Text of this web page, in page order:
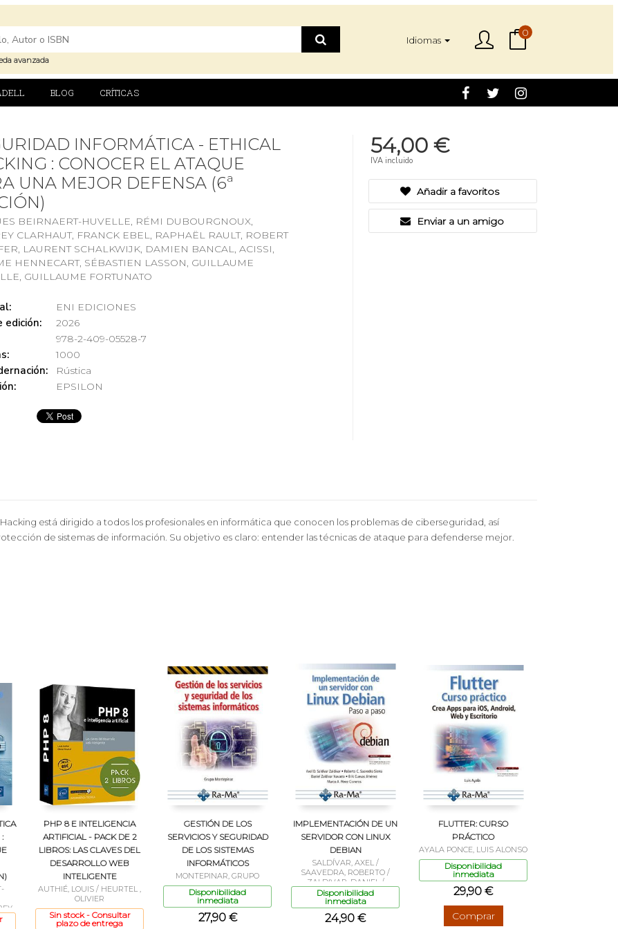
avanzada
Idiomas
0
BLOG CRÍTICAS
INFORMÁTICA - ETHICAL
: CONOCER EL ATAQUE
UNA MEJOR DEFENSA (6ª
BEIRNAERT-HUVELLE, RÉMI DUBOURGNOUX,
CLARHAUT, FRANCK EBEL, RAPHAËL RAULT, ROBERT
LAURENT SCHALKWIJK, DAMIEN BANCAL, ACISSI,
HENNECART, SÉBASTIEN LASSON, GUILLAUME
GUILLAUME FORTUNATO
ENI EDICIONES
edición: 2026
978-2-409-05528-7
1000
Rústica
EPSILON
54,00 €
IVA incluido
Añadir a favoritos
Enviar a un amigo
está dirigido a todos los profesionales en informática que conocen los problemas de ciberseguridad, así
de sistemas de información. Su objetivo es claro: entender las técnicas de ataque para defenderse mejor.
PHP 8 E INTELIGENCIA
ARTIFICIAL - PACK DE 2
LIBROS: LAS CLAVES DEL
DESARROLLO WEB
INTELIGENTE
AUTHIÉ, LOUIS / HEURTEL ,
OLIVIER
Sin stock - Consultar
plazo de entrega
GESTIÓN DE LOS
SERVICIOS Y SEGURIDAD
DE LOS SISTEMAS
INFORMÁTICOS
MONTEPINAR, GRUPO
Disponibilidad
inmediata
27,90 €
IMPLEMENTACIÓN DE UN
SERVIDOR CON LINUX
DEBIAN
SALDÍVAR, AXEL /
SAAVEDRA, ROBERTO /
ZALDIVAR, DANIEL /
CUEVAS, ERIK / PÉREZ
CISNEROS, MARCO
Disponibilidad
inmediata
24,90 €
FLUTTER: CURSO
PRÁCTICO
AYALA PONCE, LUIS ALONSO
Disponibilidad
inmediata
29,90 €
Comprar